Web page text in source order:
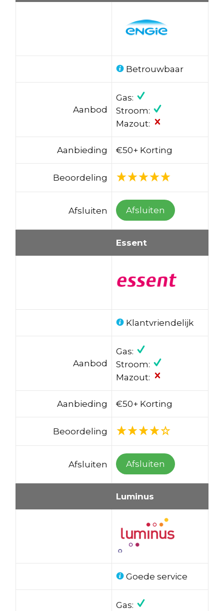
Betrouwbaar
Aanbod
Gas:
Stroom:
Mazout:
Aanbieding €50+ Korting
Beoordeling
Afsluiten Afsluiten
Essent
Klantvriendelijk
Aanbod
Gas:
Stroom:
Mazout:
Aanbieding €50+ Korting
Beoordeling
Afsluiten Afsluiten
Luminus
Goede service
Gas: